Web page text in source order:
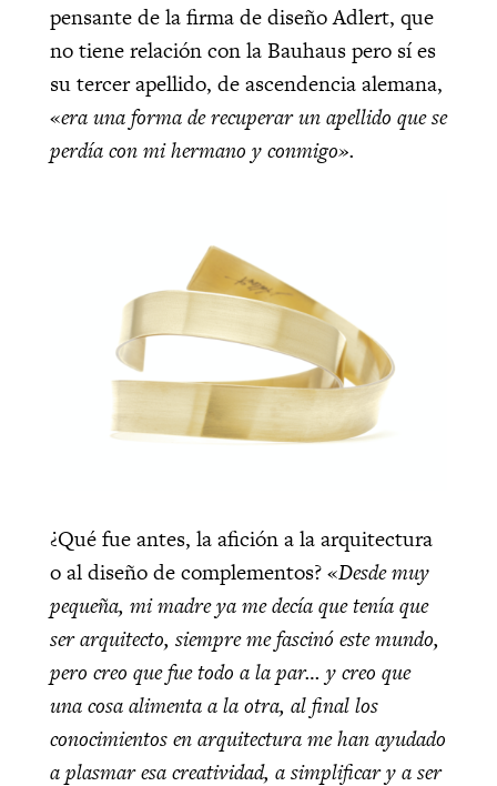
pensante de la firma de diseño Adlert, que
no tiene relación con la Bauhaus pero sí es
su tercer apellido, de ascendencia alemana,
«era una forma de recuperar un apellido que se
perdía con mi hermano y conmigo».
¿Qué fue antes, la afición a la arquitectura
o al diseño de complementos? «Desde muy
pequeña, mi madre ya me decía que tenía que
ser arquitecto, siempre me fascinó este mundo,
pero creo que fue todo a la par… y creo que
una cosa alimenta a la otra, al final los
conocimientos en arquitectura me han ayudado
a plasmar esa creatividad, a simplificar y a ser